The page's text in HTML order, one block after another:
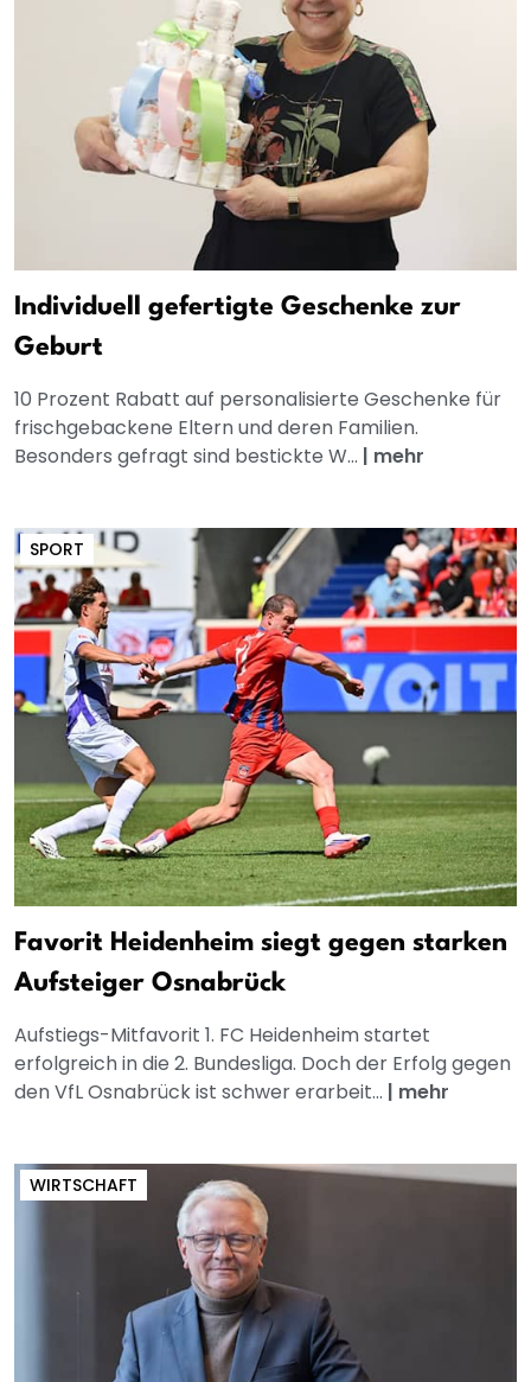
Individuell gefertigte Geschenke zur
Geburt
10 Prozent Rabatt auf personalisierte Geschenke für
frischgebackene Eltern und deren Familien.
Besonders gefragt sind bestickte W... | mehr
SPORT
Favorit Heidenheim siegt gegen starken
Aufsteiger Osnabrück
Aufstiegs-Mitfavorit 1. FC Heidenheim startet
erfolgreich in die 2. Bundesliga. Doch der Erfolg gegen
den VfL Osnabrück ist schwer erarbeit... | mehr
WIRTSCHAFT